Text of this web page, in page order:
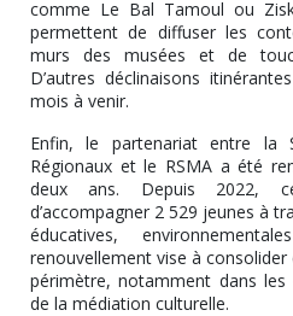
comme Le Bal Tamoul ou
permettent de diffuser les
murs des musées et de
D’autres déclinaisons
mois à venir.
Enfin, le partenariat entre la
Régionaux et le RSMA a été
deux ans. Depuis 2022,
d’accompagner 2 529 jeunes à
éducatives,
renouvellement vise à
périmètre, notamment dans
de la médiation culturelle.